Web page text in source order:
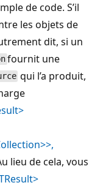
de code. S’il
les objets de
dit, si un
fournit une
qui l’a produit,
lieu de cela, vous